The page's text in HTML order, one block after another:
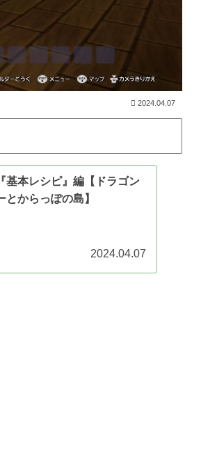
2024.04.07
基本レシピ』編【ドラゴン
からっぽの島】
2024.04.07